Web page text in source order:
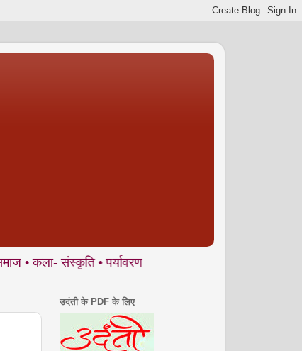
• पर्यावरण आदि से जुड़े ज्वलंत मुद्दों पर आलेख, और साथ
उदंती के PDF के लिए